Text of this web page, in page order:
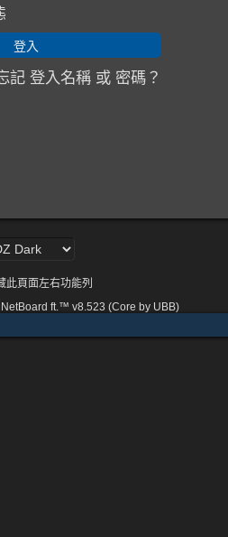
記 登入名稱 或 密碼？
此頁面左右功能列
ft.™ v8.523 (Core by UBB)